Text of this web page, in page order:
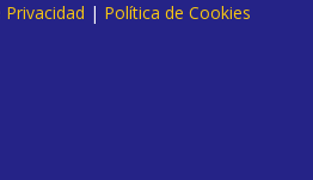
| Política de Cookies